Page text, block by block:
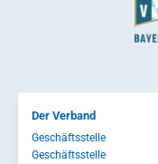
Der Verband
Geschäftsstelle
Geschäftsstelle